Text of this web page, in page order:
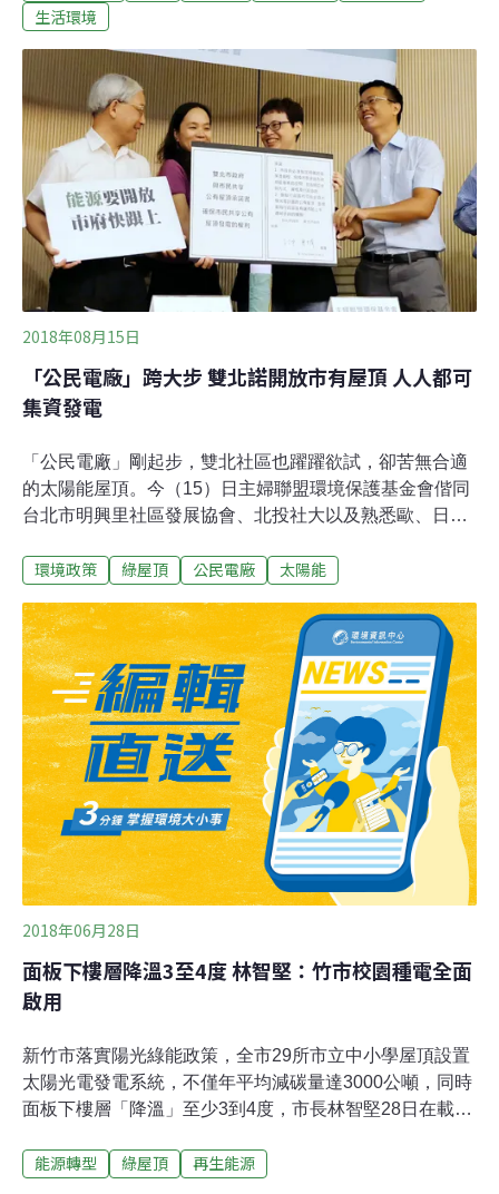
段，怎可能會有閒置空地？可是，腦筋動得快的商人們想
築降溫，降低開空調的電費支出，也能打造環境友善的良
好形象，並且吸引遊客前往遊憩、開拓更多新客群。事實
上，不只銀座，近年日本各地從新宿、表參道、到著名的
森大樓，都興起了綠屋頂及露台花園的潮流，大阪商圈更
有因此而聞名的難波PARKS。在此，筆者便介紹兩棟位於
銀座的屋頂花園案例。GINZA SIX：大人乘涼、小孩戲水
2017年4月甫開幕的GINZA SIX，是由「松阪屋」舊址和
兩個鄰區塊構成的都更開發案，名稱來源有一說為地址位
於銀座六丁目；也有一說是希
生活環境
2018年08月15日
「公民電廠」跨大步 雙北諾開放市有屋頂 人人都可
集資發電
「公民電廠」剛起步，雙北社區也躍躍欲試，卻苦無合適
的太陽能屋頂。今（15）日主婦聯盟環境保護基金會偕同
台北市明興里社區發展協會、北投社大以及熟悉歐、日公
放給民眾集資發電，將收益留在地方。台北市府表示，台
也說明，新北市公民電廠計畫已經起跑，先在三重蘆洲展
開示範計畫。小規模的市有屋頂開放公民參與的機制會在
明年上半年展開。好屋頂在公部門 民間發電志難成由民眾
共同集資發綠電，再將賣電收益回饋地方的「公民電廠」
剛要起步就遇到困難。主婦聯盟基金會副執行長吳心萍指
出，雙北居住密集又有遮蔭問題，好屋頂難尋。面積大、
陽光充足的好屋頂往往屬於公部門，公有屋頂都開放招
標，一般市民反而缺乏參與管道。台北市明興里社區發展
協會理事王岱說，里民想集資建造綠能屋頂，收益用於長
者與兒少照護，但最適合的地點是軍方廢置房舍，多
環境政策 綠屋頂 公民電廠 太陽能
2018年06月28日
面板下樓層降溫3至4度 林智堅：竹市校園種電全面
啟用
新竹市落實陽光綠能政策，全市29所市立中小學屋頂設置
太陽光電發電系統，不僅年平均減碳量達3000公噸，同時
面板下樓層「降溫」至少3到4度，市長林智堅28日在載熙
市，適合推動太陽光電嗎？」林智堅表示，新竹市年平均
能源轉型 綠屋頂 再生能源